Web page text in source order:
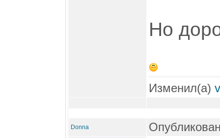
Но
Изменил(а)
Donna